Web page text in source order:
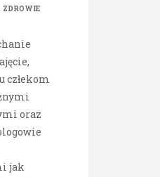
ZDROWIE
człekom
oraz
jak